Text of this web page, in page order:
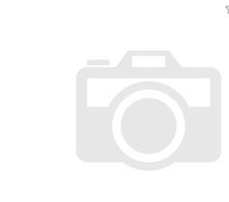
В корзину
Купить в 1 клик
Сравнение
В наличии